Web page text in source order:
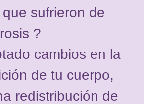
sufrieron de
?
cambios en la
de tu cuerpo,
redistribución de